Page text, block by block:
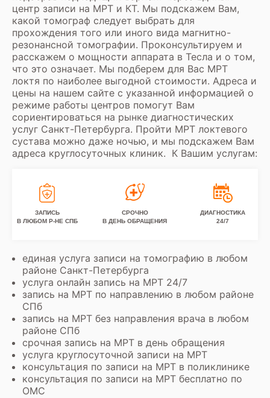
центр записи на МРТ и КТ. Мы подскажем Вам,
какой томограф следует выбрать для
прохождения того или иного вида магнитно-
резонансной томографии. Проконсультируем и
расскажем о мощности аппарата в Тесла и о том,
что это означает. Мы подберем для Вас МРТ
локтя по наиболее выгодной стоимости. Адреса и
цены на нашем сайте с указанной информацией о
режиме работы центров помогут Вам
сориентироваться на рынке диагностических
услуг Санкт-Петербурга. Пройти МРТ локтевого
сустава можно даже ночью, и мы подскажем Вам
адреса круглосуточных клиник. К Вашим услугам:
ЗАПИСЬ
В ЛЮБОМ Р-НЕ СПБ
СРОЧНО
В ДЕНЬ ОБРАЩЕНИЯ
ДИАГНОСТИКА
24/7
единая услуга записи на томографию в любом
районе Санкт-Петербурга
услуга онлайн запись на МРТ 24/7
запись на МРТ по направлению в любом районе
СПб
запись на МРТ без направления врача в любом
районе СПб
срочная запись на МРТ в день обращения
услуга круглосуточной записи на МРТ
консультация по записи на МРТ в поликлинике
консультация по записи на МРТ бесплатно по
ОМС